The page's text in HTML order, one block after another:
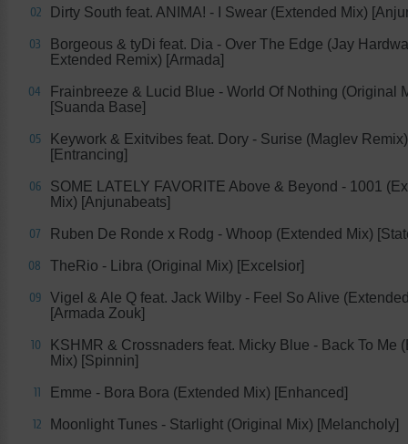
02 Dirty South feat. ANIMA! - I Swear (Extended Mix)
03
Borgeous & tyDi feat. Dia - Over The Edge (Jay
Extended Remix) [Armada]
04
Frainbreeze & Lucid Blue - World Of Nothing (Original
[Suanda Base]
05
Keywork & Exitvibes feat. Dory - Surise (Maglev Remix)
[Entrancing]
06
SOME LATELY FAVORITE Above & Beyond - 1001
Mix) [Anjunabeats]
07 Ruben De Ronde x Rodg - Whoop (Extended Mix)
08 TheRio - Libra (Original Mix) [Excelsior]
09
Vigel & Ale Q feat. Jack Wilby - Feel So Alive
[Armada Zouk]
10
KSHMR & Crossnaders feat. Micky Blue - Back To Me
Mix) [Spinnin]
11 Emme - Bora Bora (Extended Mix) [Enhanced]
12 Moonlight Tunes - Starlight (Original Mix) [Melancholy]